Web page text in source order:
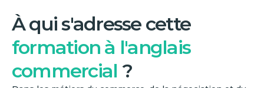
‍À qui s'adresse cette
formation à l'anglais
commercial ?